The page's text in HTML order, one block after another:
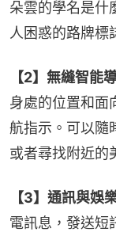
朵雲的學名是什
人困惑的路牌標
【2】無縫智能
身處的位置和面
航指示。可以隨
或者尋找附近的
【3】通訊與娛
電訊息，發送短